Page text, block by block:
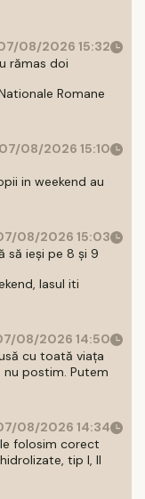
08/2026 15:32
rămas doi
Romane
07/08/2026 15:10
in weekend au
08/2026 15:03
să ieși pe 8 și 9
Iasul iti
08/2026 14:50
cu toată viața
postim. Putem
08/2026 14:34
folosim corect
tip I, II